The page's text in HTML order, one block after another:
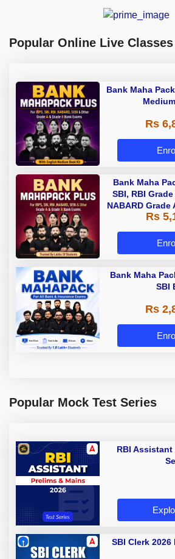
Popular Online Live Classes
Bank Maha
Rs
Bank Maha
SBI, RBI
NABARD Grade
A & Grade
Rs
Bank Maha
SBI
Rs
Popular Mock Test Series
RBI Assistant
SBI Clerk